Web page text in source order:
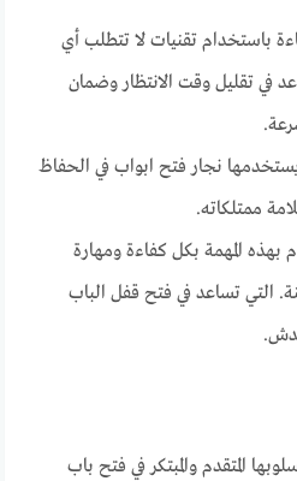
باستخدام تقنيات لا تتطلب أي
في تقليل وقت الانتظار وضمان
نجار فتح ابواب في الحفاظ
ممتلكاته.
بهذه المهمة بكل كفاءة ومهارة
التي تساعد في فتح قفل الباب
المتقدم والمبتكر في فتح باب